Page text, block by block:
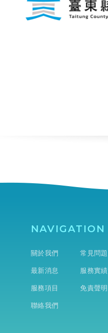
NAVIGATION
關於我們
最新消息
服務項目
聯絡我們
常見問題
服務實績
免責聲明